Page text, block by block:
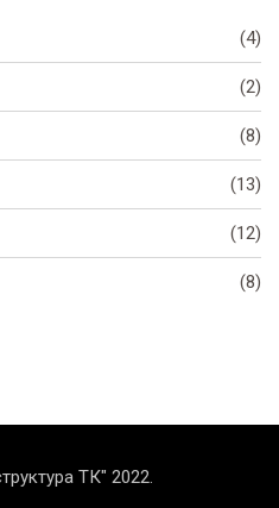
(4)
(2)
(8)
(13)
(12)
(8)
ТК" 2022.